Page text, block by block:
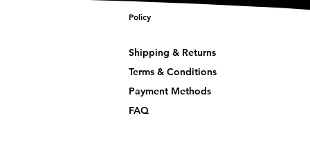
Policy
Shipping & Returns
Terms & Conditions
Payment Methods
FAQ